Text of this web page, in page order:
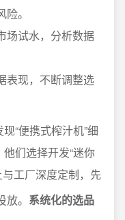
。
场试水，分析数据
表现，不断调整选
“便携式榨汁机”细
们选择开发“迷你
工厂深度定制，先
。 系统化的选品